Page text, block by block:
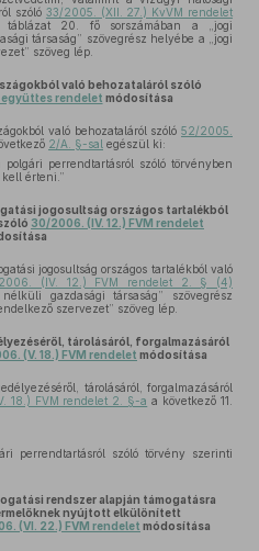
szóló 33/2005. (XII. 27.) KvVM rendelet
táblázat 20. fő sorszámában a „jogi
társaság” szövegrész helyébe a „jogi
szöveg lép.
való behozataláról szóló
együttes rendelet módosítása
való behozataláról szóló 52/2005.
2/A. §-sal egészül ki:
polgári perrendtartásról szóló törvényben
érteni.”
jogosultság országos tartalékból
30/2006. (IV. 12.) FVM rendelet
jogosultság országos tartalékból való
(IV. 12.) FVM rendelet 2. § (4)
gazdasági társaság” szövegrész
szervezet” szöveg lép.
tárolásáról, forgalmazásáról
(V. 18.) FVM rendelet módosítása
tárolásáról, forgalmazásáról
18.) FVM rendelet 2. §-a a következő 11.
perrendtartásról szóló törvény szerinti
rendszer alapján támogatásra
nyújtott elkülönített
(VI. 22.) FVM rendelet módosítása